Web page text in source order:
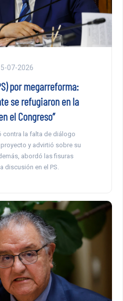
07-2026
por megarreforma:
se refugiaron en la
el Congreso”
contra la falta de diálogo
y advirtió sobre su
abordó las fisuras
discusión en el PS.